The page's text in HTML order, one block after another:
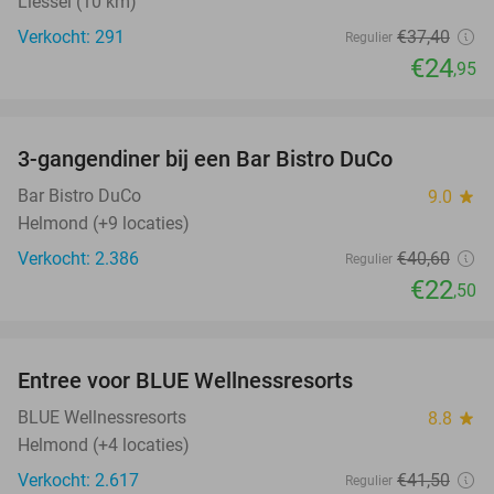
Verkocht: 291
Regulier €37,40
€24,95
3-gangendiner bij een Bar Bistro DuCo
Bar Bistro DuCo 9.0 star
Helmond (+9 locaties)
Verkocht: 2.386
Regulier €40,60
€22,50
Entree voor BLUE Wellnessresorts
BLUE Wellnessresorts 8.8 star
Helmond (+4 locaties)
Verkocht: 2.617
Regulier €41,50